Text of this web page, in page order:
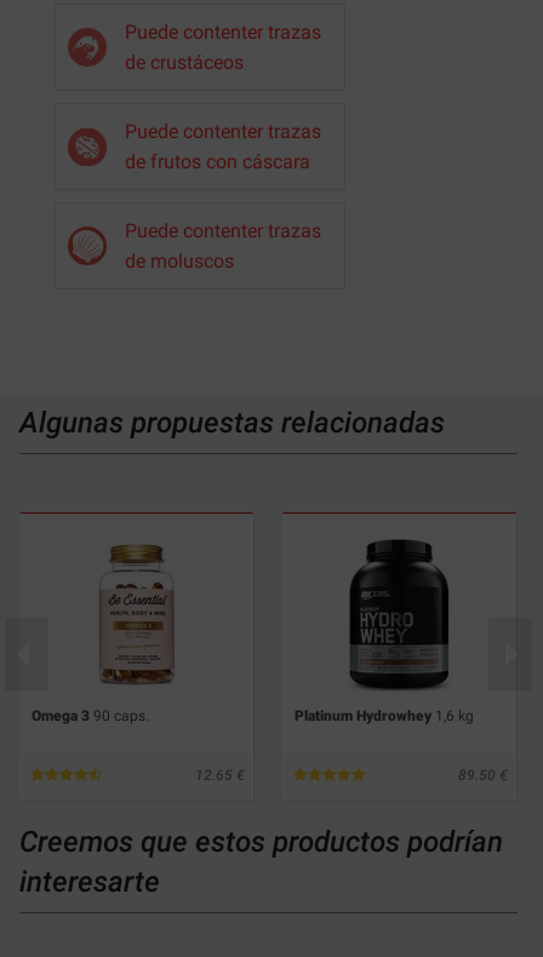
Puede contenter trazas
de crustáceos
Puede contenter trazas
de frutos con cáscara
Puede contenter trazas
de moluscos
Algunas propuestas relacionadas
Omega 3 90 caps.
12.65
Platinum Hydrowhey 1,6 kg
89.50
Creemos que estos productos podrían
interesarte